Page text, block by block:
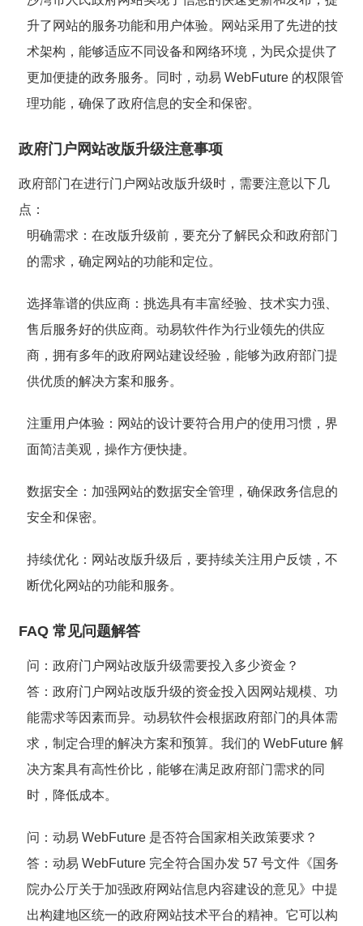
升了网站的服务功能和用户体验。网站采用了先进的技
术架构，能够适应不同设备和网络环境，为民众提供了
更加便捷的政务服务。同时，动易 WebFuture 的权限管
理功能，确保了政府信息的安全和保密。
政府门户网站改版升级注意事项
政府部门在进行门户网站改版升级时，需要注意以下几
点：
明确需求：在改版升级前，要充分了解民众和政府部门
的需求，确定网站的功能和定位。
选择靠谱的供应商：挑选具有丰富经验、技术实力强、
售后服务好的供应商。动易软件作为行业领先的供应
商，拥有多年的政府网站建设经验，能够为政府部门提
供优质的解决方案和服务。
注重用户体验 ：网站的设计要符合用户的使用习惯，界
面简洁美观，操作方便快捷。
数据安全 ：加强网站的数据安全管理，确保政务信息的
安全和保密。
持续优化：网站改版升级后，要持续关注用户反馈，不
断优化网站的功能和服务。
FAQ 常见问题解答
问 ：政府门户网站改版升级需要投入多少资金？
答：政府门户网站改版升级的资金投入因网站规模、功
能需求等因素而异。动易软件会根据政府部门的具体需
求，制定合理的解决方案和预算。我们的 WebFuture 解
决方案具有高性价比，能够在满足政府部门需求的同
时，降低成本。
问 ：动易 WebFuture 是否符合国家相关政策要求？
答：动易 WebFuture 完全符合国办发 57 号文件《国务
院办公厅关于加强政府网站信息内容建设的意见》中提
出构建地区统一的政府网站技术平台的精神。它可以构